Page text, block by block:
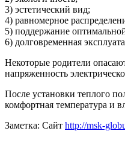
3) эстетический вид;
4) равномерное
5) поддержание
6) долговременная
Некоторые родители
напряженность
После установки теплого
комфортная температура и
Заметка: Сайт http://msk-